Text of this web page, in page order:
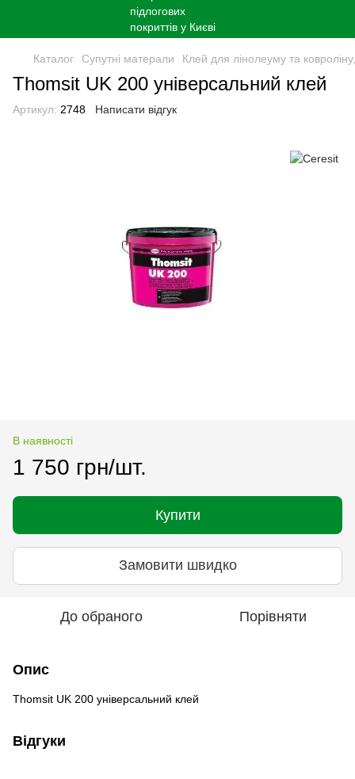
Каталог Супутні матерали Клей для лінолеуму та
Thomsit UK 200 універсальний клей
Артикул: 2748 Написати відгук
В наявності
1 750 грн/шт.
Купити
Замовити швидко
До обраного Порівняти
Опис
Thomsit UK 200 універсальний клей
Відгуки